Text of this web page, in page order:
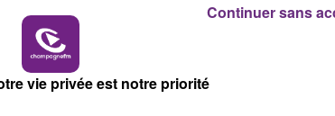
à 20h00 à l’Arena pour la 33
lanterne rouge, va tout faire
vie privée est notre priorité
Continuer sans